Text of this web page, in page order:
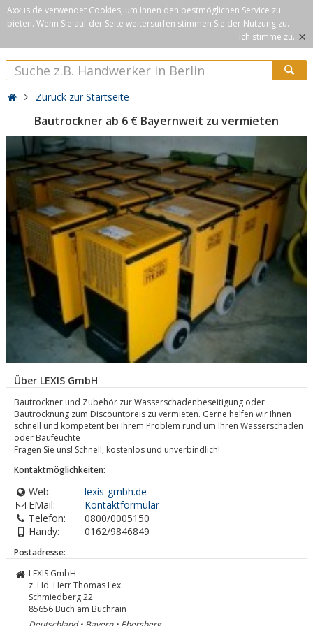
Axxus.de verwendet Cookies, um Ihnen den bestmöglichen Service zu
bieten. Wenn Sie auf der Seite weitersurfen stimmen Sie der Nutzung zu.
Ich stimme zu. ×
Zurück zur Startseite
Bautrockner ab 6 € Bayernweit zu vermieten
Über LEXIS GmbH
Bautrockner und Zubehör zur Wasserschadenbeseitigung oder
Bautrocknung zum Discountpreis zu vermieten. Gerne helfen wir Ihnen
schnell und kompetent bei Ihrem Problem rund um Ihren Wasserschaden
oder Baufeuchte
Fragen Sie uns! Schnell, kostenlos und unverbindlich!
Kontaktmöglichkeiten:
Web:
lexis-gmbh.de
EMail:
Kontaktformular
Telefon:
0800/0005150
Handy:
0162/9846849
Postadresse:
LEXIS GmbH
z. Hd. Herr Thomas Lex
Schmiedberg 22
85656 Buch am Buchrain